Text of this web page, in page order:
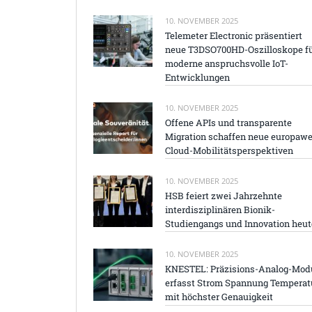
10. NOVEMBER 2025
Telemeter Electronic präsentiert
neue T3DSO700HD-Oszilloskope
moderne anspruchsvolle IoT-
Entwicklungen
10. NOVEMBER 2025
Offene APIs und transparente
Migration schaffen neue
Cloud-Mobilitätsperspektiven
10. NOVEMBER 2025
HSB feiert zwei Jahrzehnte
interdisziplinären Bionik-
Studiengangs und Innovation
10. NOVEMBER 2025
KNESTEL: Präzisions-Analog-
erfasst Strom Spannung
mit höchster Genauigkeit